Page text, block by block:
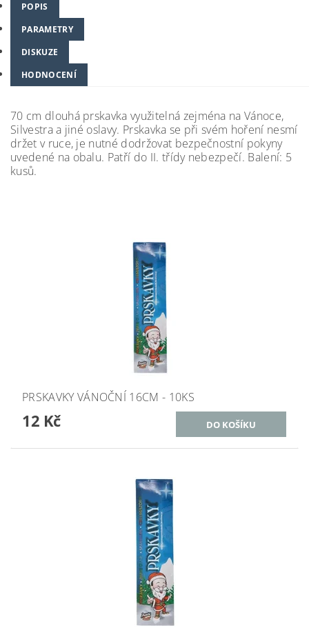
POPIS
PARAMETRY
DISKUZE
HODNOCENÍ
70 cm dlouhá prskavka využitelná zejména na Vánoce,
Silvestra a jiné oslavy. Prskavka se při svém hoření nesmí
držet v ruce, je nutné dodržovat bezpečnostní pokyny
uvedené na obalu. Patří do II. třídy nebezpečí. Balení: 5
kusů.
PRSKAVKY VÁNOČNÍ 16CM - 10KS
12 Kč